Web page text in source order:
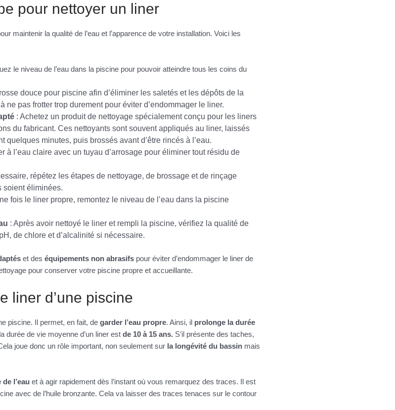
pour nettoyer un liner
maintenir la qualité de l’eau et l’apparence de votre installation. Voici les
le niveau de l’eau dans la piscine pour pouvoir atteindre tous les coins du
douce pour piscine afin d’éliminer les saletés et les dépôts de la
ne pas frotter trop durement pour éviter d’endommager le liner.
: Achetez un produit de nettoyage spécialement conçu pour les liners
du fabricant. Ces nettoyants sont souvent appliqués au liner, laissés
quelques minutes, puis brossés avant d’être rincés à l’eau.
à l’eau claire avec un tuyau d’arrosage pour éliminer tout résidu de
répétez les étapes de nettoyage, de brossage et de rinçage
soient éliminées.
fois le liner propre, remontez le niveau de l’eau dans la piscine
: Après avoir nettoyé le liner et rempli la piscine, vérifiez la qualité de
de chlore et d’alcalinité si nécessaire.
et des équipements non abrasifs pour éviter d’endommager le liner de
pour conserver votre piscine propre et accueillante.
liner d’une piscine
piscine. Il permet, en fait, de garder l’eau propre. Ainsi, il prolonge la durée
durée de vie moyenne d’un liner est de 10 à 15 ans. S’il présente des taches,
joue donc un rôle important, non seulement sur la longévité du bassin mais
l’eau et à agir rapidement dès l’instant où vous remarquez des traces. Il est
avec de l’huile bronzante. Cela va laisser des traces tenaces sur le contour